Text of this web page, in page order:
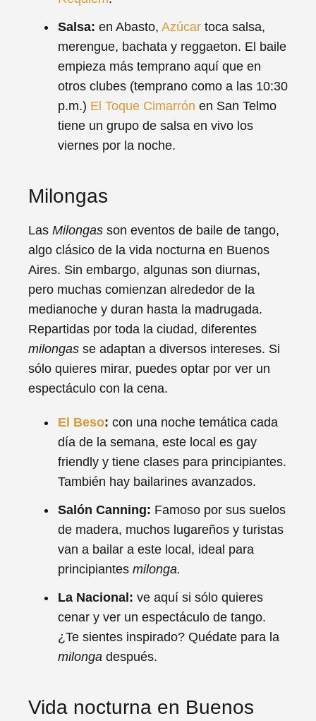
Salsa: en Abasto, Azúcar toca salsa,
merengue, bachata y reggaeton. El baile
empieza más temprano aquí que en
otros clubes (temprano como a las 10:30
p.m.) El Toque Cimarrón en San Telmo
tiene un grupo de salsa en vivo los
viernes por la noche.
Milongas
Las Milongas son eventos de baile de tango,
algo clásico de la vida nocturna en Buenos
Aires. Sin embargo, algunas son diurnas,
pero muchas comienzan alrededor de la
medianoche y duran hasta la madrugada.
Repartidas por toda la ciudad, diferentes
milongas se adaptan a diversos intereses. Si
sólo quieres mirar, puedes optar por ver un
espectáculo con la cena.
El Beso: con una noche temática cada
día de la semana, este local es gay
friendly y tiene clases para principiantes.
También hay bailarines avanzados.
Salón Canning: Famoso por sus suelos
de madera, muchos lugareños y turistas
van a bailar a este local, ideal para
principiantes milonga.
La Nacional: ve aquí si sólo quieres
cenar y ver un espectáculo de tango.
¿Te sientes inspirado? Quédate para la
milonga después.
Vida nocturna en Buenos